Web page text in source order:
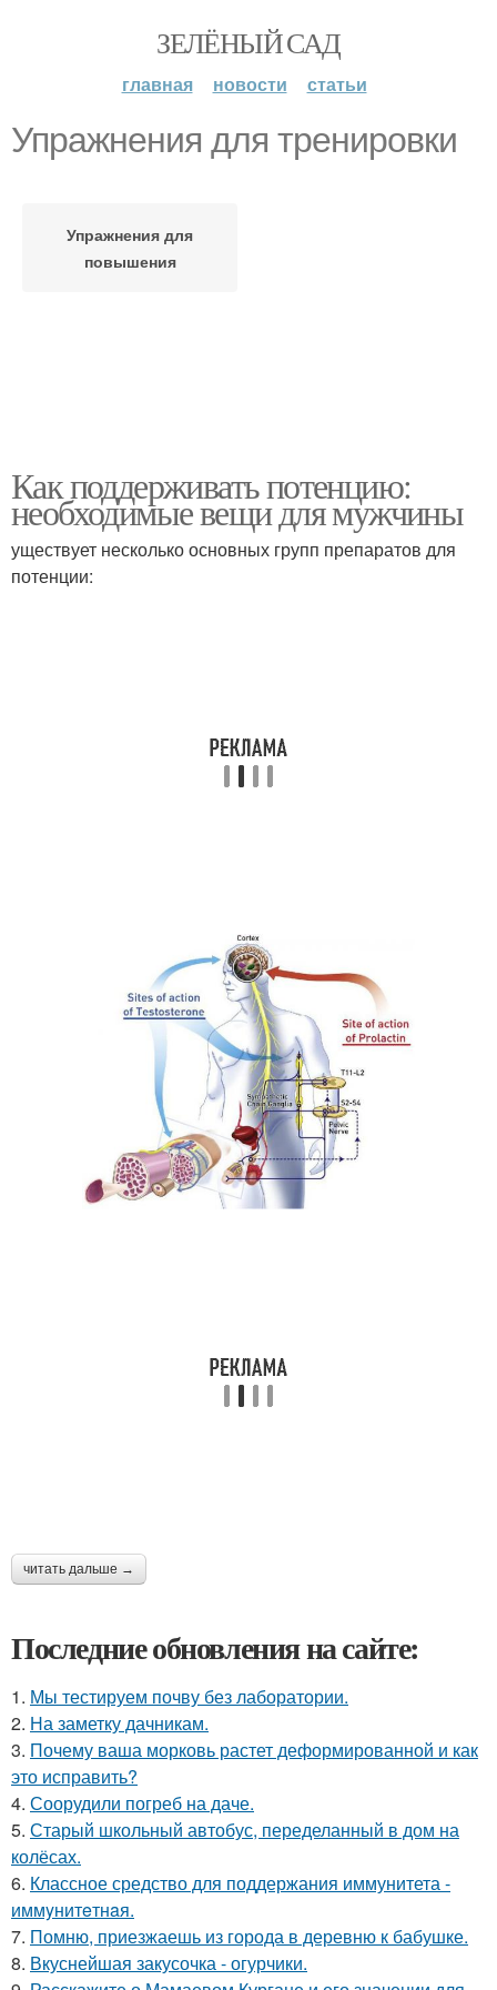
ЗЕЛЁНЫЙ САД
главная новости статьи
Упражнения для тренировки
Упражнения для
повышения
Как поддерживать потенцию:
необходимые вещи для мужчины
уществует несколько основных групп препаратов для
потенции:
читать дальше →
Последние обновления на сайте:
1. Мы тестируем почву без лаборатории.
2. На заметку дачникам.
3. Почему ваша морковь растет деформированной и как
это исправить?
4. Соорудили погреб на даче.
5. Старый школьный автобус, переделанный в дом на
колёсах.
6. Классное средство для поддержания иммунитета -
иммyнитeтнaя.
7. Помню, приезжаешь из города в деревню к бабушке.
8. Вкуснейшая закусочка - огурчики.